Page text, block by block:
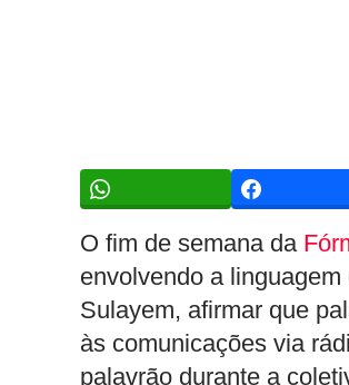
O fim de semana da
envolvendo a
Sulayem, afirmar que
às comunicações via
palavrão durante a